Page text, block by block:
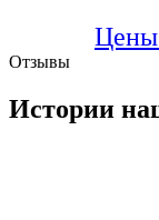
Цены
Отзывы
Истории